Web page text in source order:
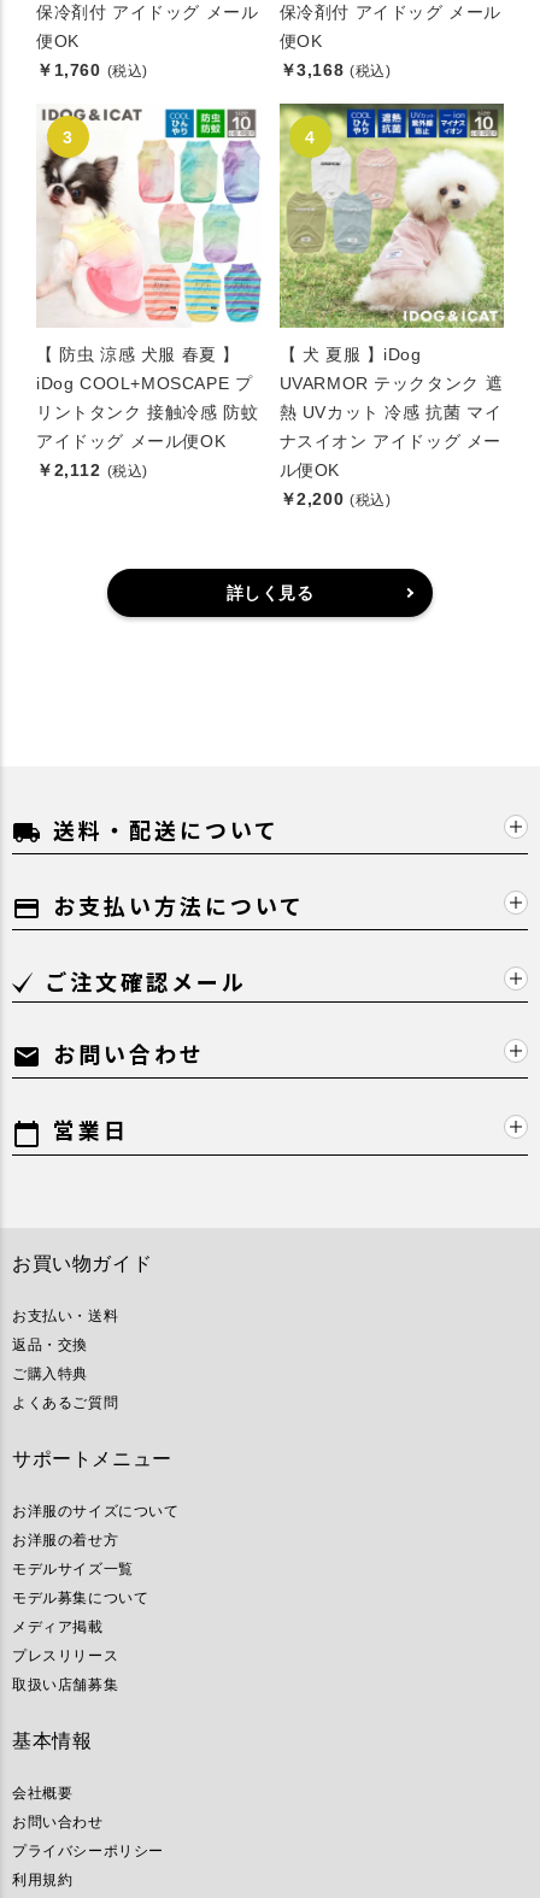
保冷剤付 アイドッグ メール
便OK
￥1,760 (税込)
保冷剤付 アイドッグ メール
便OK
￥3,168 (税込)
【 防虫 涼感 犬服 春夏 】
iDog COOL+MOSCAPE プ
リントタンク 接触冷感 防蚊
アイドッグ メール便OK
￥2,112 (税込)
【 犬 夏服 】iDog
UVARMOR テックタンク 遮
熱 UVカット 冷感 抗菌 マイ
ナスイオン アイドッグ メー
ル便OK
￥2,200 (税込)
詳しく見る
local_shipping 送料・配送について
payment お支払い方法について
ご注文確認メール
mail お問い合わせ
calendar_today 営業日
お買い物ガイド
お支払い・送料
返品・交換
ご購入特典
よくあるご質問
サポートメニュー
お洋服のサイズについて
お洋服の着せ方
モデルサイズ一覧
モデル募集について
メディア掲載
プレスリリース
取扱い店舗募集
基本情報
会社概要
お問い合わせ
プライバシーポリシー
利用規約